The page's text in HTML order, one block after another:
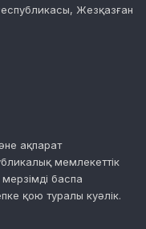
Жезқазған
ақпарат
мемлекеттік
баспа
қою туралы куәлік.